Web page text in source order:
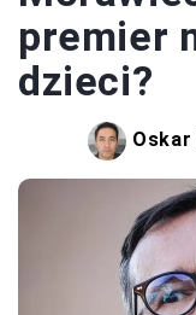
premier
dzieci?